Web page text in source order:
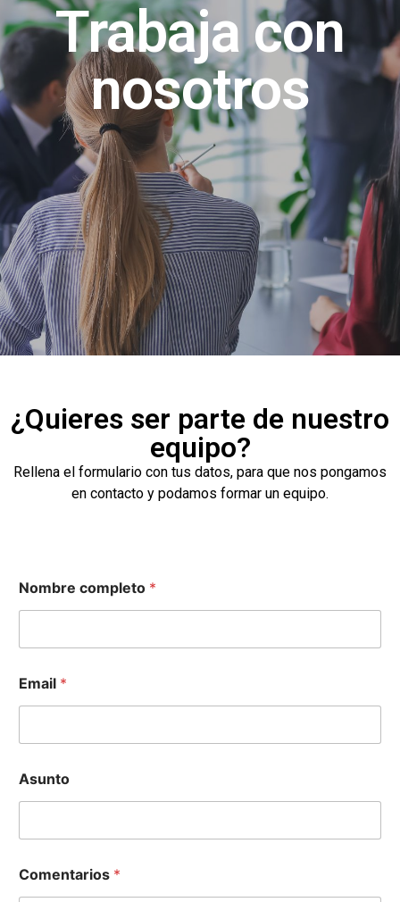
Trabaja con
nosotros
¿Quieres ser parte de nuestro
equipo?
Rellena el formulario con tus datos, para que nos pongamos
en contacto y podamos formar un equipo.
Nombre completo *
Email *
Asunto
Comentarios *